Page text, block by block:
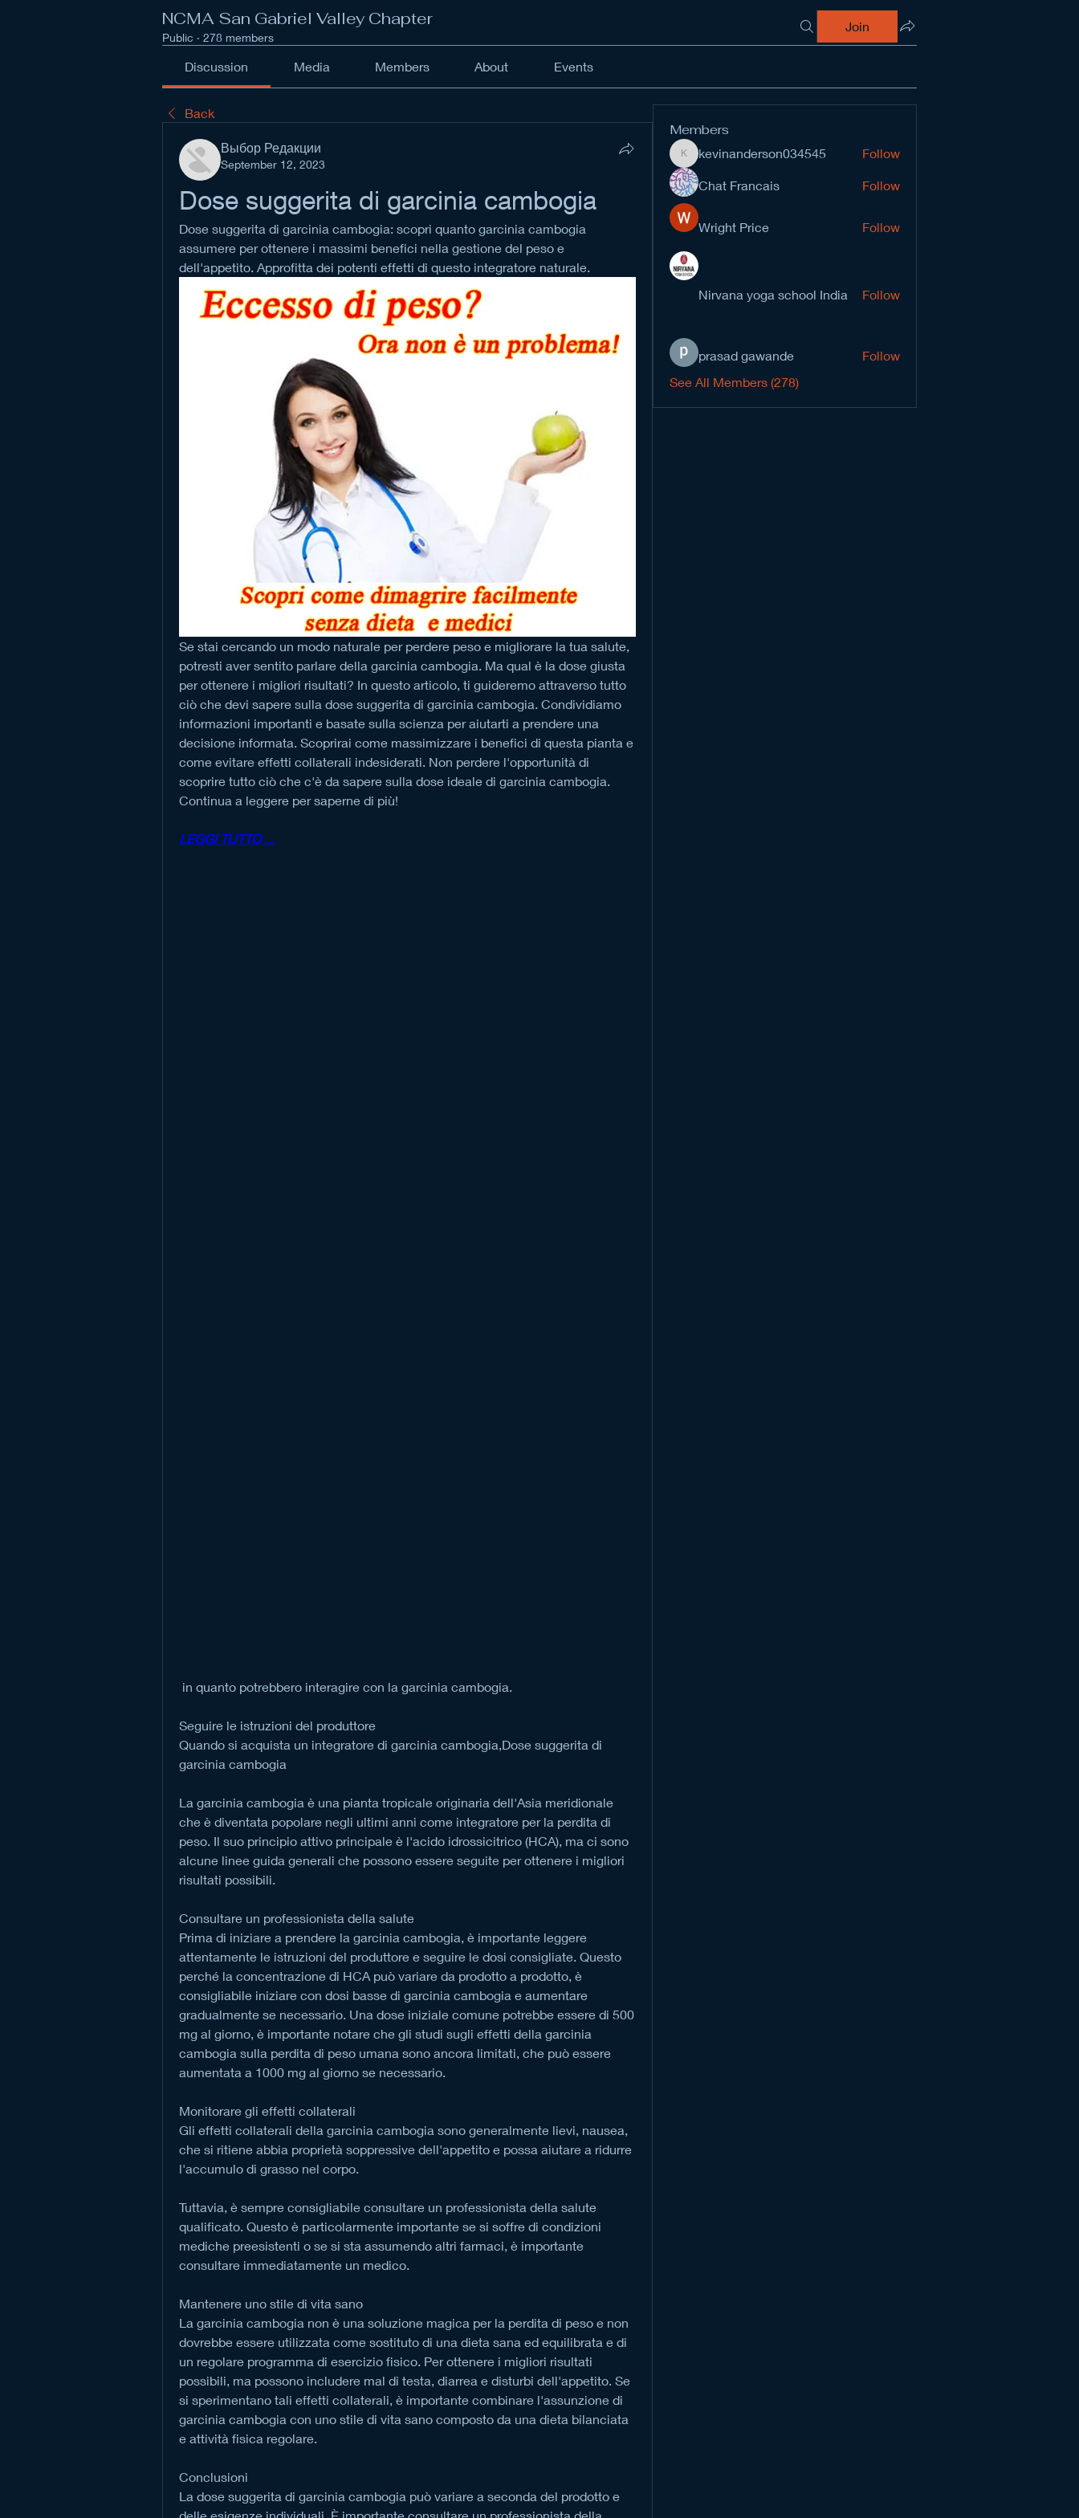
NCMA San Gabriel Valley Chapter
Public · 278 members
Join
Discussion Media Members About Events
Back
Выбор Редакции
September 12, 2023
Dose suggerita di garcinia cambogia
Dose suggerita di garcinia cambogia: scopri quanto garcinia cambogia
assumere per ottenere i massimi benefici nella gestione del peso e
dell'appetito. Approfitta dei potenti effetti di questo integratore naturale.
Se stai cercando un modo naturale per perdere peso e migliorare la tua salute,
potresti aver sentito parlare della garcinia cambogia. Ma qual è la dose giusta
per ottenere i migliori risultati? In questo articolo, ti guideremo attraverso tutto
ciò che devi sapere sulla dose suggerita di garcinia cambogia. Condividiamo
informazioni importanti e basate sulla scienza per aiutarti a prendere una
decisione informata. Scoprirai come massimizzare i benefici di questa pianta e
come evitare effetti collaterali indesiderati. Non perdere l'opportunità di
scoprire tutto ciò che c'è da sapere sulla dose ideale di garcinia cambogia.
Continua a leggere per saperne di più!
LEGGI TUTTO ...
in quanto potrebbero interagire con la garcinia cambogia.
Seguire le istruzioni del produttore
Quando si acquista un integratore di garcinia cambogia,Dose suggerita di
garcinia cambogia
La garcinia cambogia è una pianta tropicale originaria dell'Asia meridionale
che è diventata popolare negli ultimi anni come integratore per la perdita di
peso. Il suo principio attivo principale è l'acido idrossicitrico (HCA), ma ci sono
alcune linee guida generali che possono essere seguite per ottenere i migliori
risultati possibili.
Consultare un professionista della salute
Prima di iniziare a prendere la garcinia cambogia, è importante leggere
attentamente le istruzioni del produttore e seguire le dosi consigliate. Questo
perché la concentrazione di HCA può variare da prodotto a prodotto, è
consigliabile iniziare con dosi basse di garcinia cambogia e aumentare
gradualmente se necessario. Una dose iniziale comune potrebbe essere di 500
mg al giorno, è importante notare che gli studi sugli effetti della garcinia
cambogia sulla perdita di peso umana sono ancora limitati, che può essere
aumentata a 1000 mg al giorno se necessario.
Monitorare gli effetti collaterali
Gli effetti collaterali della garcinia cambogia sono generalmente lievi, nausea,
che si ritiene abbia proprietà soppressive dell'appetito e possa aiutare a ridurre
l'accumulo di grasso nel corpo.
Tuttavia, è sempre consigliabile consultare un professionista della salute
qualificato. Questo è particolarmente importante se si soffre di condizioni
mediche preesistenti o se si sta assumendo altri farmaci, è importante
consultare immediatamente un medico.
Mantenere uno stile di vita sano
La garcinia cambogia non è una soluzione magica per la perdita di peso e non
dovrebbe essere utilizzata come sostituto di una dieta sana ed equilibrata e di
un regolare programma di esercizio fisico. Per ottenere i migliori risultati
possibili, ma possono includere mal di testa, diarrea e disturbi dell'appetito. Se
si sperimentano tali effetti collaterali, è importante combinare l'assunzione di
garcinia cambogia con uno stile di vita sano composto da una dieta bilanciata
e attività fisica regolare.
Conclusioni
La dose suggerita di garcinia cambogia può variare a seconda del prodotto e
Members
kevinanderson034545
kevinanderson034545 Follow
Chat Francais Follow
Wright Price Follow
Nirvana yoga school India Follow
prasad gawande
Follow
See All Members (278)